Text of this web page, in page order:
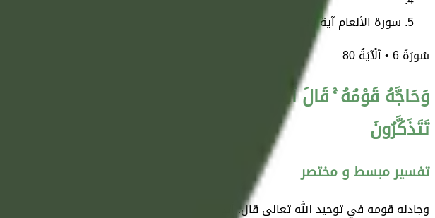
سورة الأنعام آية 80
سُورَةُ6• آلْآيَةُ80
وَحَاجَّهُ قَوْمُهُ ۚ قَالَ أَتُحَاجُّونِّي فِي اللَّهِ وَقَدْ هَدَانِ ۚ وَلَا
تَتَذَكَّرُونَ
تفسير مبسط و مختصر
وجادله قومه في توحيد الله تعالى قال: أتجادلونني في توحيدي لله بالعبادة، وقد